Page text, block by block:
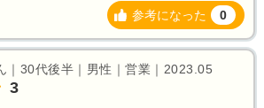
参考になった 0
｜30代後半｜男性｜営業｜2023.05
3